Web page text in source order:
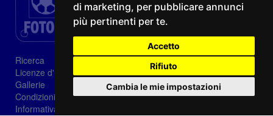
di marketing, per pubblicare annunci
più pertinenti per te.
Accetto
Rifiuto
Cambia le mie impostazioni
Ricerca
Licenze d'utilizzo
Gallerie
Condizioni di vendita
Informativa sui Cookie